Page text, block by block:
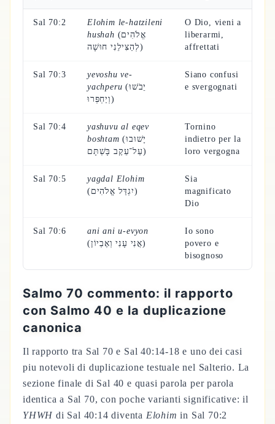
Sal 70:2
Elohim le-hatzileni
hushah (אֱלֹהִים
לְהַצִּילֵנִי חוּשָׁה)
O Dio, vieni a
liberarmi,
affrettati
Sal 70:3
yevoshu ve-
yachperu (יֵבֹשׁוּ
וְיַחְפְּרוּ)
Siano confusi
e svergognati
Sal 70:4
yashuvu al eqev
boshtam (יָשׁוּבוּ
עַל־עֵקֶב בָּשְׁתָּם)
Tornino
indietro per la
loro vergogna
Sal 70:5
yagdal Elohim
(יִגְדַּל אֱלֹהִים)
Sia
magnificato
Dio
Sal 70:6
ani ani u-evyon
(אֲנִי עָנִי וְאֶבְיוֹן)
Io sono
povero e
bisognoso
Salmo 70 commento: il rapporto
con Salmo 40 e la duplicazione
canonica
Il rapporto tra Sal 70 e Sal 40:14-18 e uno dei casi
piu notevoli di duplicazione testuale nel Salterio. La
sezione finale di Sal 40 e quasi parola per parola
identica a Sal 70, con poche varianti significative: il
YHWH di Sal 40:14 diventa Elohim in Sal 70:2